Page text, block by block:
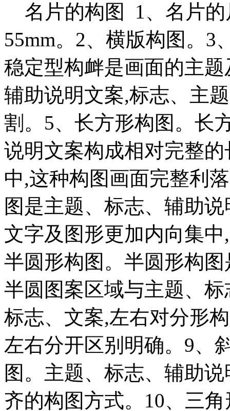
名片的构图 1、名片的
55mm。2、横版构图。3
稳定型构衅是画面的主
辅助说明文案,标志、主
割。5、长方形构图。长
说明文案构成相对完整
中,这种构图画面完整利
图是主题、标志、辅助
文字及图形更加内向集
半圆形构图。半圆形构
半圆图案区域与主题、
标志、文案,左右对分形
左右分开区别明确。9、
图。主题、标志、辅助
齐的构图方式。10、三